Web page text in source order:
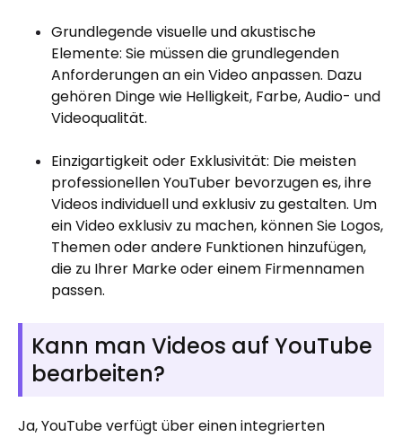
Grundlegende visuelle und akustische
Elemente: Sie müssen die grundlegenden
Anforderungen an ein Video anpassen. Dazu
gehören Dinge wie Helligkeit, Farbe, Audio- und
Videoqualität.
Einzigartigkeit oder Exklusivität: Die meisten
professionellen YouTuber bevorzugen es, ihre
Videos individuell und exklusiv zu gestalten. Um
ein Video exklusiv zu machen, können Sie Logos,
Themen oder andere Funktionen hinzufügen,
die zu Ihrer Marke oder einem Firmennamen
passen.
Kann man Videos auf YouTube
bearbeiten?
Ja, YouTube verfügt über einen integrierten